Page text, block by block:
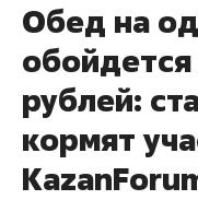
Обед на
рублей:
кормят